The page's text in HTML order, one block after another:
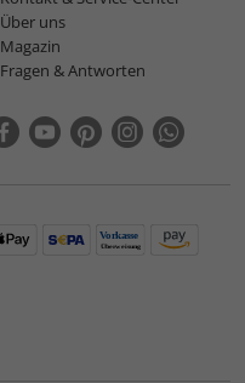
Über uns
Magazin
Fragen & Antworten